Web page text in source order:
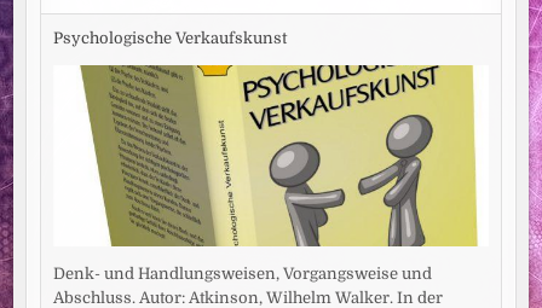
Psychologische Verkaufskunst
Denk- und Handlungsweisen, Vorgangsweise und
Abschluss. Autor: Atkinson, Wilhelm Walker. In der